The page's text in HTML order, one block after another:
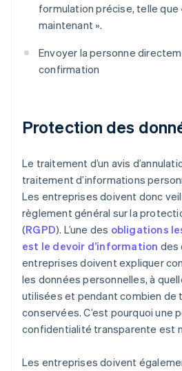
formulation précise, telle que
maintenant ».
Envoyer la personne
confirmation
Protection des
Le traitement d’un avis
traitement d’informations
Les entreprises doivent donc
règlement général sur la
(RGPD). L’une des obligations
est le devoir d’information des
entreprises doivent expliquer
les données personnelles, à
utilisées et pendant combien de
conservées. C’est pourquoi une
confidentialité transparente est
Les entreprises doivent